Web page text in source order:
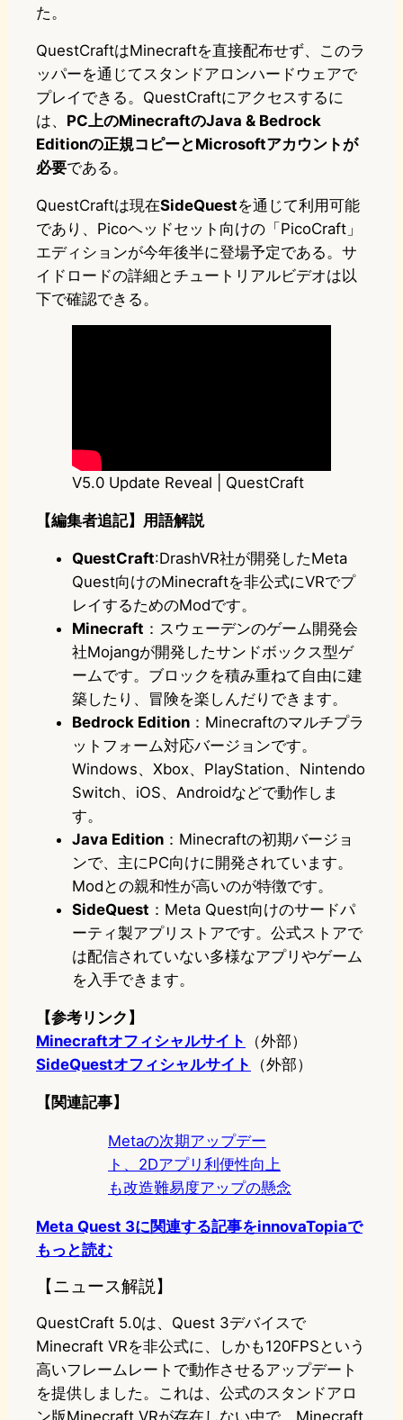
た。
QuestCraftはMinecraftを直接配布せず、このラ
ッパーを通じてスタンドアロンハードウェアで
プレイできる。QuestCraftにアクセスするに
は、 PC上のMinecraftのJava & Bedrock
Editionの正規コピーとMicrosoftアカウントが
必要である。
QuestCraftは現在SideQuestを通じて利用可能
であり、Picoヘッドセット向けの「PicoCraft」
エディションが今年後半に登場予定である。サ
イドロードの詳細とチュートリアルビデオは以
下で確認できる。
V5.0 Update Reveal | QuestCraft
【編集者追記】用語解説
QuestCraft:DrashVR社が開発したMeta
Quest向けのMinecraftを非公式にVRでプ
レイするためのModです。
Minecraft ：スウェーデンのゲーム開発会
社Mojangが開発したサンドボックス型ゲ
ームです。ブロックを積み重ねて自由に建
築したり、冒険を楽しんだりできます。
Bedrock Edition ：Minecraftのマルチプラ
ットフォーム対応バージョンです。
Windows、Xbox、PlayStation、Nintendo
Switch、iOS、Androidなどで動作しま
す。
Java Edition ：Minecraftの初期バージョ
ンで、主にPC向けに開発されています。
Modとの親和性が高いのが特徴です。
SideQuest ：Meta Quest向けのサードパ
ーティ製アプリストアです。公式ストアで
は配信されていない多様なアプリやゲーム
を入手できます。
【参考リンク】
Minecraftオフィシャルサイト
（外部）
SideQuestオフィシャルサイト
（外部）
【関連記事】
Metaの次期アップデー
ト、2Dアプリ利便性向上
も改造難易度アップの懸念
Meta Quest 3に関連する記事をinnovaTopiaで
もっと読む
【ニュース解説】
QuestCraft 5.0は、Quest 3デバイスで
Minecraft VRを非公式に、しかも120FPSという
高いフレームレートで動作させるアップデート
を提供しました。これは、公式のスタンドアロ